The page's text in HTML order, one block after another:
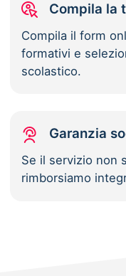
Compila la
Compila il form
formativi e
scolastico.
Garanzia
Se il servizio non
rimborsiamo